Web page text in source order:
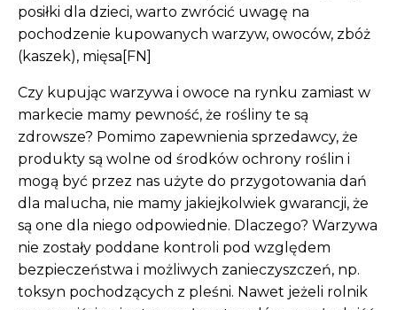
posiłki dla dzieci, warto zwrócić uwagę na
pochodzenie kupowanych warzyw, owoców, zbóż
(kaszek), mięsa[FN]
Czy kupując warzywa i owoce na rynku zamiast w
markecie mamy pewność, że rośliny te są
zdrowsze? Pomimo zapewnienia sprzedawcy, że
produkty są wolne od środków ochrony roślin i
mogą być przez nas użyte do przygotowania dań
dla malucha, nie mamy jakiejkolwiek gwarancji, że
są one dla niego odpowiednie. Dlaczego? Warzywa
nie zostały poddane kontroli pod względem
bezpieczeństwa i możliwych zanieczyszczeń, np.
toksyn pochodzących z pleśni. Nawet jeżeli rolnik